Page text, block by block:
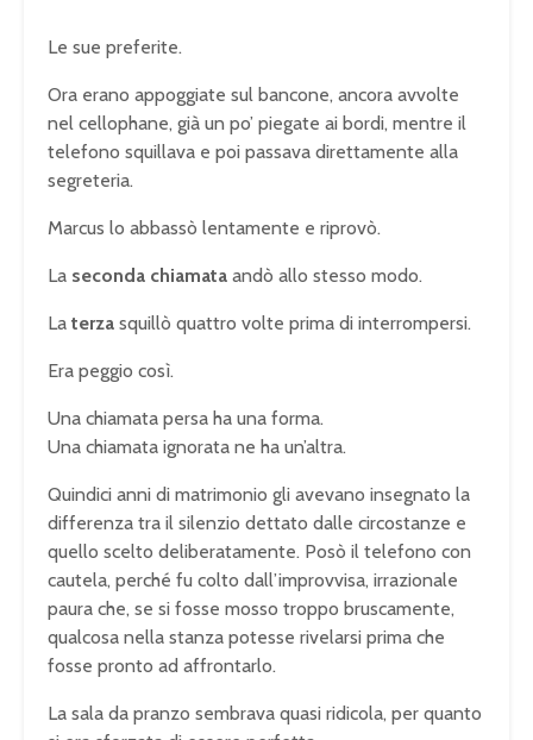
Le sue preferite.
Ora erano appoggiate sul bancone, ancora avvolte
nel cellophane, già un po’ piegate ai bordi, mentre il
telefono squillava e poi passava direttamente alla
segreteria.
Marcus lo abbassò lentamente e riprovò.
La seconda chiamata andò allo stesso modo.
La terza squillò quattro volte prima di interrompersi.
Era peggio così.
Una chiamata persa ha una forma.
Una chiamata ignorata ne ha un’altra.
Quindici anni di matrimonio gli avevano insegnato la
differenza tra il silenzio dettato dalle circostanze e
quello scelto deliberatamente. Posò il telefono con
cautela, perché fu colto dall’improvvisa, irrazionale
paura che, se si fosse mosso troppo bruscamente,
qualcosa nella stanza potesse rivelarsi prima che
fosse pronto ad affrontarlo.
La sala da pranzo sembrava quasi ridicola, per quanto